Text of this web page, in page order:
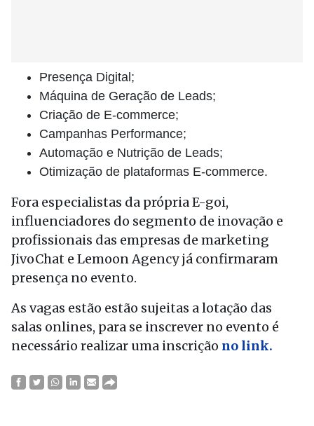
Presença Digital;
Máquina de Geração de Leads;
Criação de E-commerce;
Campanhas Performance;
Automação e Nutrição de Leads;
Otimização de plataformas E-commerce.
Fora especialistas da própria E-goi,
influenciadores do segmento de inovação e
profissionais das empresas de marketing
JivoChat e Lemoon Agency já confirmaram
presença no evento.
As vagas estão estão sujeitas a lotação das
salas onlines, para se inscrever no evento é
necessário realizar uma inscrição no link.